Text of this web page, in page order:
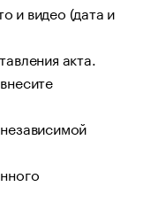
и видео (дата и
акта.